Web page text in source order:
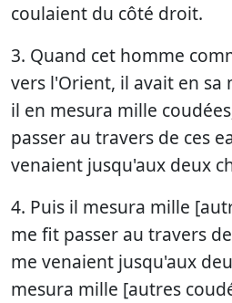
coulaient du côté droit.
3. Quand cet homme
vers l'Orient, il avait en sa
il en mesura mille
passer au travers de ces
venaient jusqu'aux deux
4. Puis il mesura mille
me fit passer au travers
me venaient jusqu'aux
mesura mille [autres